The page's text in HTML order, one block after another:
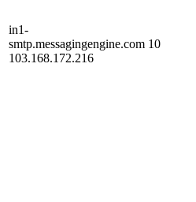
in1-
smtp.messagingengine.com
103.168.172.216
10